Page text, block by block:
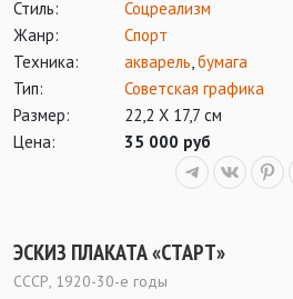
Стиль:
Соцреализм
Жанр:
Спорт
Техника:
акварель,бумага
Тип:
Советская графика
Размер:
22,2 Х 17,7 см
Цена:
35 000 руб
ЭСКИЗ ПЛАКАТА «СТАРТ»
СССР, 1920-30-е годы